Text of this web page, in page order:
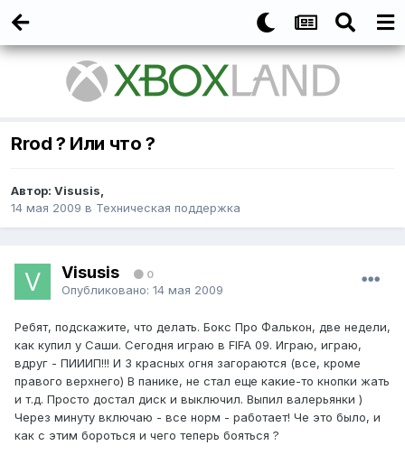
Rrod ? Или что ?
Автор: Visusis,
14 мая 2009 в Техническая поддержка
Visusis 0
Опубликовано: 14 мая 2009
Ребят, подскажите, что делать. Бокс Про Фалькон, две недели,
как купил у Саши. Сегодня играю в FIFA 09. Играю, играю,
вдруг - ПИИИП!!! И 3 красных огня загораются (все, кроме
правого верхнего) В панике, не стал еще какие-то кнопки жать
и т.д. Просто достал диск и выключил. Выпил валерьянки )
Через минуту включаю - все норм - работает! Че это было, и
как с этим бороться и чего теперь бояться ?